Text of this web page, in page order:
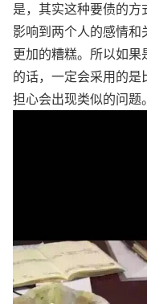
是，其实这种要债的
影响到两个人的感情
更加的糟糕。所以如
的话，一定会采用的是
担心会出现类似的问题。